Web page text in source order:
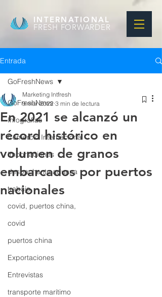
INTERNATIONAL
FRESH FORWARDER
Entrada
GoFreshNews
Infografias
Comercio Internacional
Importaciones
despachante aduana
trabajo
covid, puertos china,
covid
puertos china
Exportaciones
Entrevistas
transporte marítimo
GoFreshNews
En 2021 se alcanzó un
récord histórico en
volumen de granos
embarcados por puertos
nacionales
Marketing Intfresh
9 mar 2022 3 min de lectura